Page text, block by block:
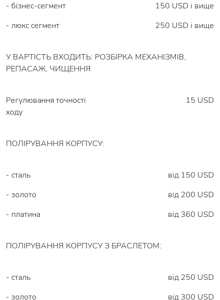
- бізнес-сегмент
150 USD і вище
- люкс сегмент
250 USD і вище
У ВАРТІСТЬ ВХОДИТЬ: РОЗБІРКА МЕХАНІЗМІВ,
РЕПАСАЖ, ЧИЩЕННЯ
Регулювання точності
ходу
15 USD
ПОЛІРУВАННЯ КОРПУСУ:
- сталь
від 150 USD
- золото
від 200 USD
- платина
від 360 USD
ПОЛІРУВАННЯ КОРПУСУ З БРАСЛЕТОМ:
- сталь
від 250 USD
- золото
від 300 USD